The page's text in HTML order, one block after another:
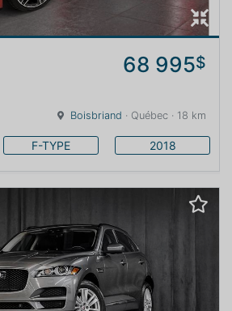
68 995$
Boisbriand · Québec · 18 km
F-TYPE 2018